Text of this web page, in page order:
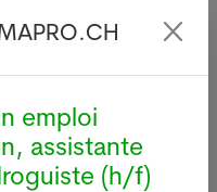
semaines.
emploi
assistante
(h/f)